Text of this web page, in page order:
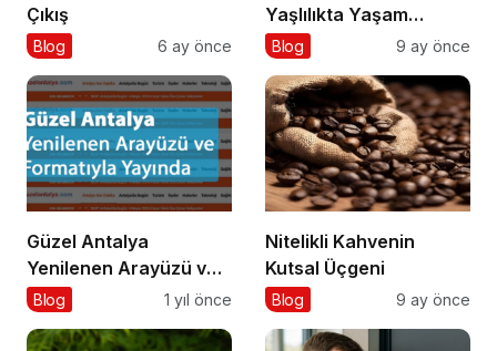
Çıkış
Blog 6 ay önce
Yaşlılıkta Yaşam
Kalitesini Artırmanın
Blog 9 ay önce
Güzel Antalya
Yenilenen Arayüzü ve
Formatıyla Yayında
Blog 1 yıl önce
Nitelikli Kahvenin
Kutsal Üçgeni
Blog 9 ay önce